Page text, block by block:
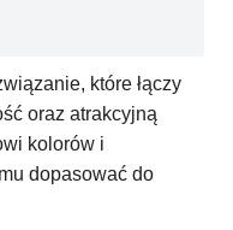
które łączy
oraz atrakcyjną
kolorów i
dopasować do